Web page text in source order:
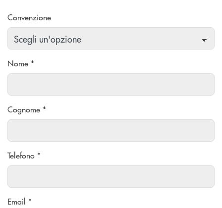
Convenzione
Nome *
Cognome *
Telefono *
Email *